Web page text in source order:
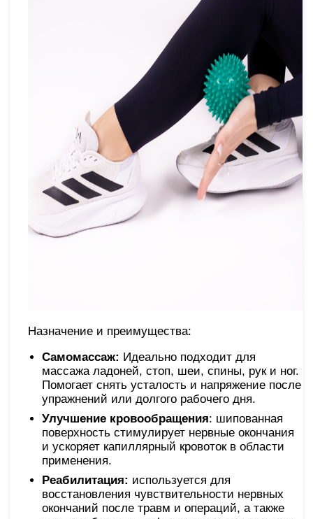
Назначение и преимущества:
Самомассаж: Идеально подходит для
массажа ладоней, стоп, шеи, спины, рук и ног.
Помогает снять усталость и напряжение после
упражнений или долгого рабочего дня.
Улучшение кровообращения: шипованная
поверхность стимулирует нервные окончания
и ускоряет капиллярный кровоток в области
применения.
Реабилитация: используется для
восстановления чувствительности нервных
окончаний после травм и операций, а также